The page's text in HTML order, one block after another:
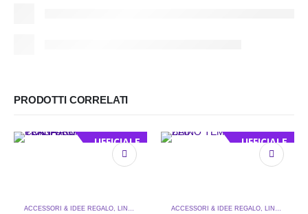
PRODOTTI CORRELATI
UFFICIALE
ACCESSORI & IDEE REGALO, LINEA SCUOLA MERCHANDISE UFFICIALE
UFFICIALE
ACCESSORI & IDEE REGALO, LINEA SCUOLA